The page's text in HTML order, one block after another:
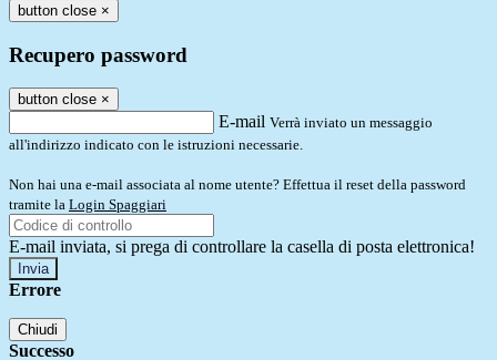
button close ×
Recupero password
button close ×
E-mail Verrà inviato un messaggio
all'indirizzo indicato con le istruzioni necessarie.
Non hai una e-mail associata al nome utente? Effettua il reset della password
tramite la Login Spaggiari
E-mail inviata, si prega di controllare la casella di posta elettronica!
Errore
Chiudi
Successo